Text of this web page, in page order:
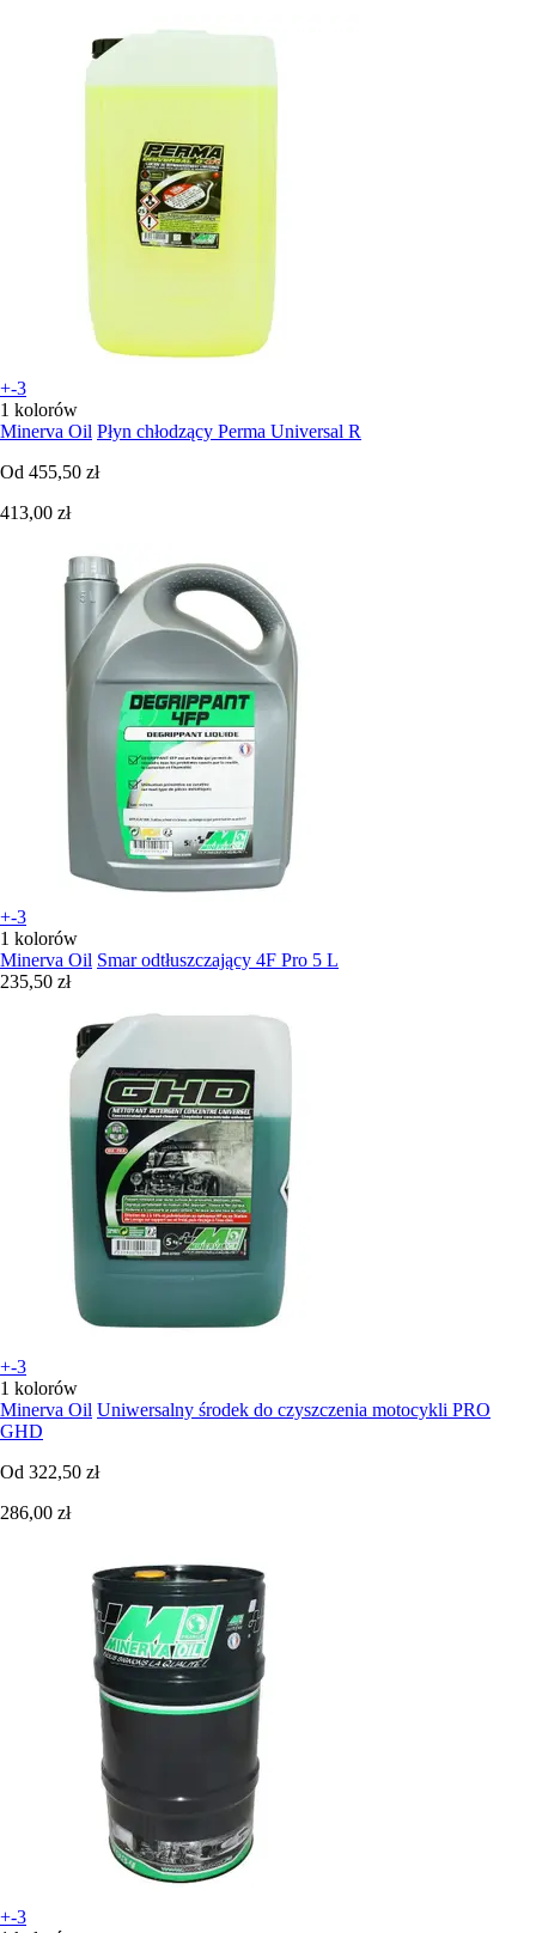
+-3
1 kolorów
Minerva Oil Płyn chłodzący Perma Universal R
Od 455,50 zł
413,00 zł
+-3
1 kolorów
Minerva Oil Smar odtłuszczający 4F Pro 5 L
235,50 zł
+-3
1 kolorów
Minerva Oil Uniwersalny środek do czyszczenia motocykli PRO
GHD
Od 322,50 zł
286,00 zł
+-3